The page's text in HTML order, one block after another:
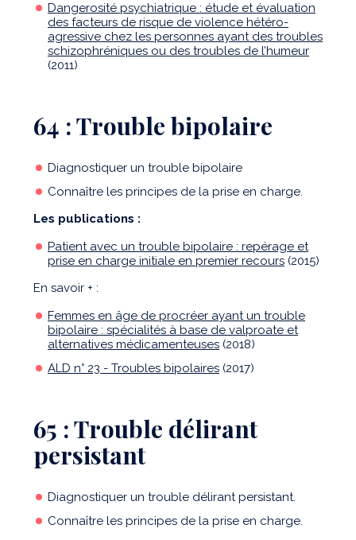
Dangerosité psychiatrique : étude et évaluation
des facteurs de risque de violence hétéro-
agressive chez les personnes ayant des troubles
schizophréniques ou des troubles de l’humeur
(2011)
64 : Trouble bipolaire
Diagnostiquer un trouble bipolaire
Connaître les principes de la prise en charge.
Les publications :
Patient avec un trouble bipolaire : repérage et
prise en charge initiale en premier recours (2015)
En savoir + :
Femmes en âge de procréer ayant un trouble
bipolaire : spécialités à base de valproate et
alternatives médicamenteuses (2018)
ALD n° 23 - Troubles bipolaires (2017)
65 : Trouble délirant
persistant
Diagnostiquer un trouble délirant persistant.
Connaître les principes de la prise en charge.